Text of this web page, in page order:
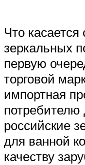
Что касается
зеркальных
первую
торговой
импортная
потребителю
российские
для ванной
качеству